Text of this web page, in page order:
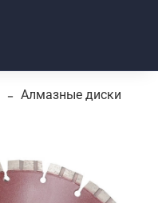
Алмазные диски